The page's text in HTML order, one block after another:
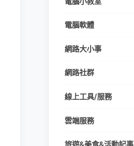
電腦軟體
網路大小事
網路社群
線上工具/服務
雲端服務